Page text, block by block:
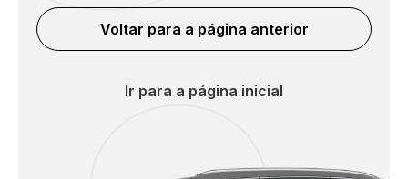
Voltar para a página anterior
Ir para a página inicial